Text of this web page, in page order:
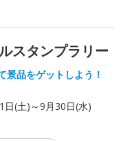
スタンプラリー
景品をゲットしよう！
日(土)～9月30日(水)